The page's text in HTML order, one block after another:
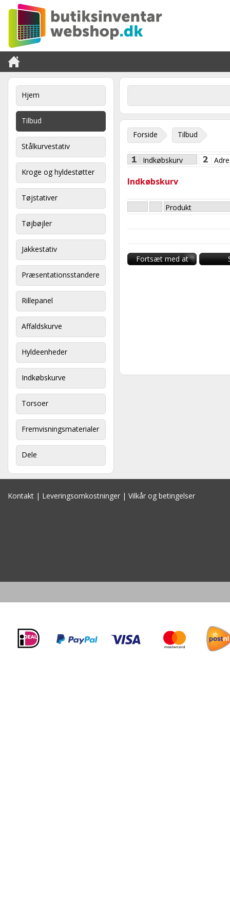
Hjem
Tilbud
Stålkurvestativ
Kroge og hyldestøtter
Tøjstativer
Tøjbøjler
Jakkestativ
Præsentationsstandere
Rillepanel
Affaldskurve
Hyldeenheder
Indkøbskurve
Torsoer
Fremvisningsmaterialer
Dele
Forside Tilbud
Indkøbskurv
Indkøbskurv
Produkt
Fortsæt med at
handle
Kontakt | Leveringsomkostninger | Vilkår og betingelser